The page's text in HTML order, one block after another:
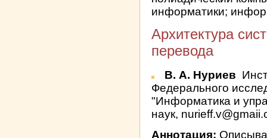
информатики;
Архитектура
перевода
В. А. Нуриев
Федерального
"Информатика и
наук,
Аннотация: